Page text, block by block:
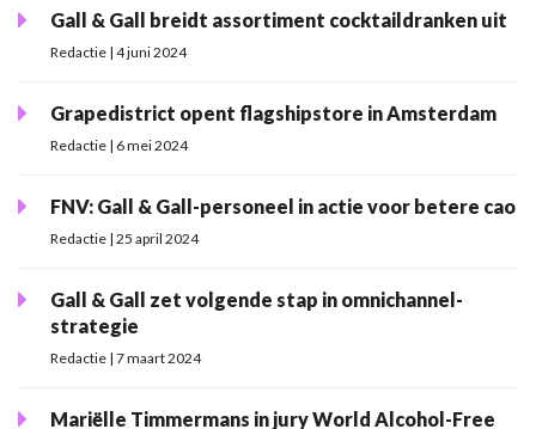
Gall & Gall breidt assortiment cocktaildranken uit
Redactie | 4 juni 2024
Grapedistrict opent flagshipstore in Amsterdam
Redactie | 6 mei 2024
FNV: Gall & Gall-personeel in actie voor betere cao
Redactie | 25 april 2024
Gall & Gall zet volgende stap in omnichannel-
strategie
Redactie | 7 maart 2024
Mariëlle Timmermans in jury World Alcohol-Free